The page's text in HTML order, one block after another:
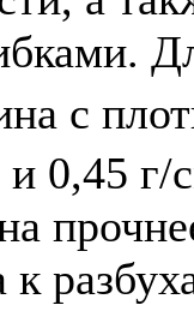
с
0,45 г/
к